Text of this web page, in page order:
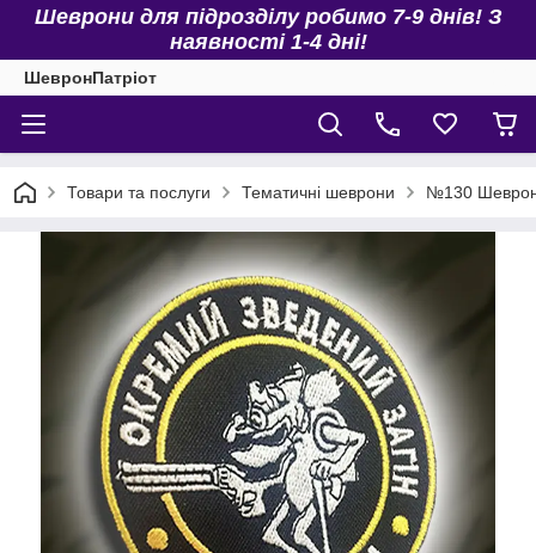
Шеврони для підрозділу робимо 7-9 днів! З
наявності 1-4 дні!
ШевронПатріот
Товари та послуги Тематичні шеврони №130 Шеврон